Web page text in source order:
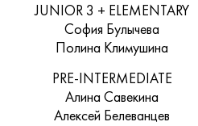
JUNIOR 3 + ELEMENTARY
София Булычева
Полина Климушина
PRE-INTERMEDIATE
Алина Савекина
Алексей Белеванцев